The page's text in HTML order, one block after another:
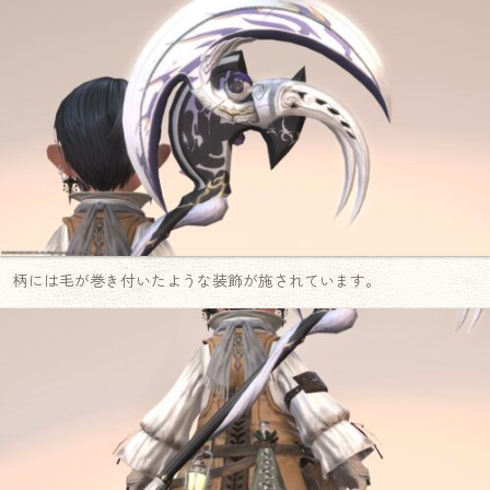
柄には毛が巻き付いたような装飾が施されています。